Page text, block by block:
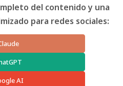
del contenido y una
para redes sociales:
AI